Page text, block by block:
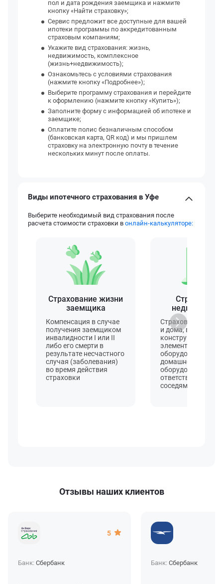
пол и дата рождения заемщика и нажмите
кнопку «Найти страховку»;
Сервис предложит все доступные для вашей
ипотеки программы по аккредитованным
страховым компаниям;
Укажите вид страхования: жизнь,
недвижимость, комплексное
(жизнь+недвижимость);
Ознакомьтесь с условиями страхования
(нажмите кнопку «Подробнее»);
Выберите программу страхования и перейдите
к оформлению (нажмите кнопку «Купить»);
Заполните форму с информацией об ипотеке и
заемщике;
Оплатите полис безналичным способом
(банковская карта, QR код) и мы пришлем
страховку на электронную почту в течение
нескольких минут после оплаты.
Виды ипотечного страхования в Уфе
Выберите необходимый вид страхования после
расчета стоимости страховки в онлайн-калькуляторе:
Страхование жизни
заемщика
Компенсация в случае
получения заемщиком
инвалидности I или II
либо его смерти в
результате несчастного
случая (заболевания)
во время действия
страховки
Страхование
и дома, включая
конструктивные
элементы, отделку,
оборудование,
домашнее
оборудование и
ответственность
соседями
Отзывы наших клиентов
5
Банк: Сбербанк Банк: Сбербанк